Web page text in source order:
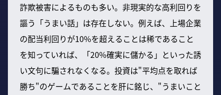
詐欺被害によるものも多い。非現実的な高利回りを
謳う「うまい話」は存在しない。例えば、上場企業
の配当利回りが10%を超えることは稀であること
を知っていれば、「20%確実に儲かる」といった誘
い文句に騙されなくなる。投資は"平均点を取れば
勝ち"のゲームであることを肝に銘じ、"うまいこと